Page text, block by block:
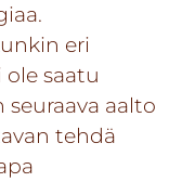
eri
saatu
aalto
tehdä